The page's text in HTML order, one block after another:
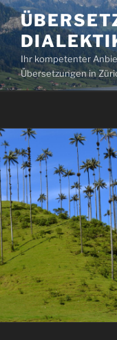
Zum
Inhalt
springen
Ihr kompetenter
Übersetzungen in